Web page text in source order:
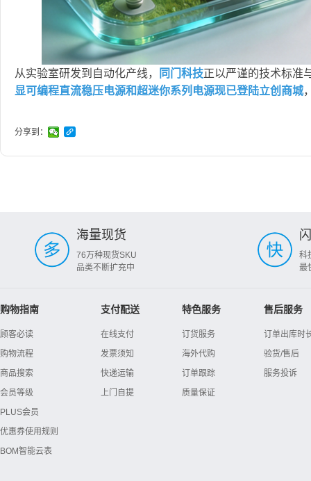
从实验室研发到自动化产线， 同门科技正以严谨的技术标准
显可编程直流稳压电源和超迷你系列电源现已登陆立创商城
分享到：
海量现货
76万种现货SKU
品类不断扩充中
科
最
购物指南
顾客必读
购物流程
商品搜索
会员等级
PLUS会员
优惠券使用规则
BOM智能云表
支付配送
在线支付
发票须知
快递运输
上门自提
特色服务
订货服务
海外代购
订单跟踪
质量保证
售后服务
订单出库时
验货/售后
服务投诉